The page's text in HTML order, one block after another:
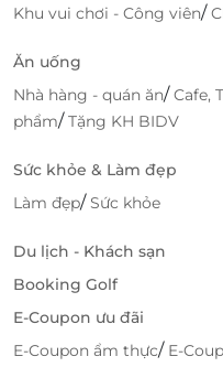
Khu vui chơi - Công viên/
Ăn uống
Nhà hàng - quán ăn/Cafe,
phẩm/Tặng KH BIDV
Sức khỏe & Làm đẹp
Làm đẹp/Sức khỏe
Du lịch - Khách sạn
Booking Golf
E-Coupon ưu đãi
E-Coupon ẩm thực/ E-